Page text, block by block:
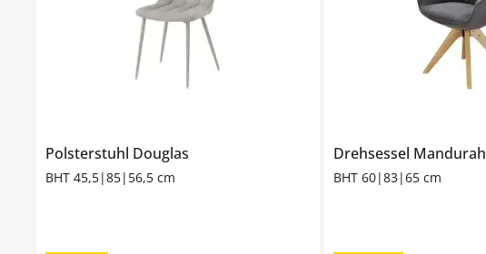
Polsterstuhl Douglas
BHT 45,5|85|56,5 cm
Drehsessel Mandurah
BHT 60|83|65 cm